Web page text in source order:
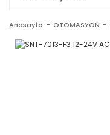
Anasayfa OTOMASYON